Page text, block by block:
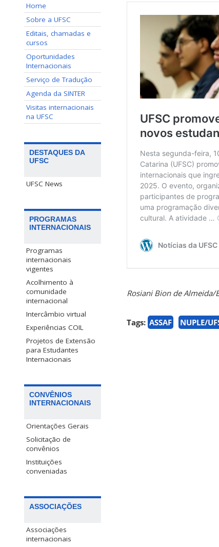
Home
Sobre a UFSC
Editais, chamadas e
cursos
Oportunidades
Internacionais
Serviço de Tradução
Agenda da SINTER
Visitas internacionais
na UFSC
DESTAQUES DA
UFSC
UFSC News
PROGRAMAS
INTERNACIONAIS
Programas
internacionais
vigentes
Acolhimento à
comunidade
internacional
Intercâmbio virtual
Experiências COIL
Projetos de Extensão
para Estudantes
Internacionais
CONVÊNIOS
INTERNACIONAIS
Orientações Gerais
Solicitação de
convênios
Instituições
conveniadas
ASSOCIAÇÕES
Associações
internacionais
Rosiani Bion de Almeida/
Tags: ASSAF NUPLE/